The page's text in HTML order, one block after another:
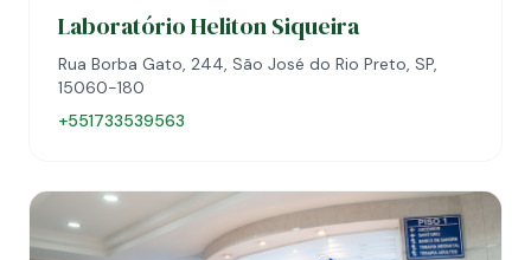
Laboratório Heliton Siqueira
Rua Borba Gato, 244, São José do Rio Preto, SP,
15060-180
+551733539563